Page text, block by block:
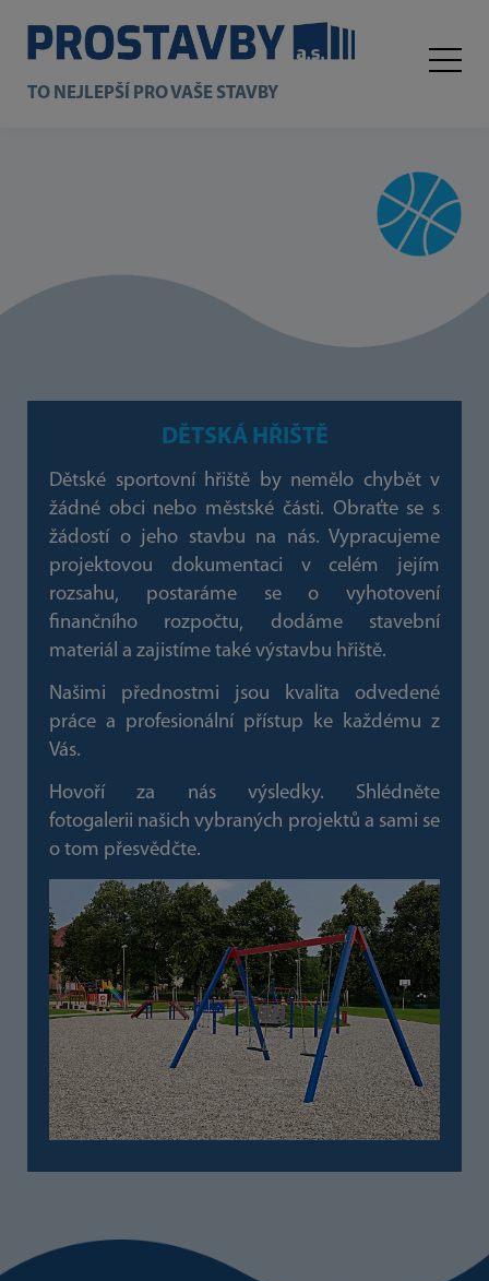
TO NEJLEPŠÍ PRO VAŠE STAVBY
DĚTSKÁ HŘIŠTĚ
Dětské sportovní hřiště by nemělo chybět v
žádné obci nebo městské části. Obraťte se s
žádostí o jeho stavbu na nás. Vypracujeme
projektovou dokumentaci v celém jejím
rozsahu, postaráme se o vyhotovení
finančního rozpočtu, dodáme stavební
materiál a zajistíme také výstavbu hřiště.
Našimi přednostmi jsou kvalita odvedené
práce a profesionální přístup ke každému z
Vás.
Hovoří za nás výsledky. Shlédněte
fotogalerii našich vybraných projektů a sami se
o tom přesvědčte.